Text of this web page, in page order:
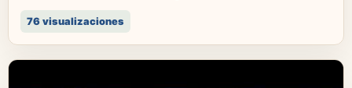
76 visualizaciones